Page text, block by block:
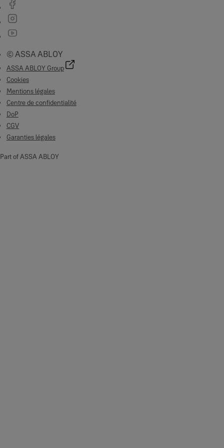
© ASSA ABLOY
ASSA ABLOY Group
Cookies
Mentions légales
Centre de confidentialité
DoP
CGV
Garanties légales
Part of ASSA ABLOY